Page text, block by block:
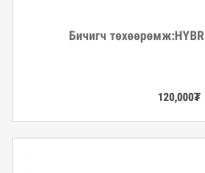
Дэлгэрэнгүй
Бичигч
120,000₮